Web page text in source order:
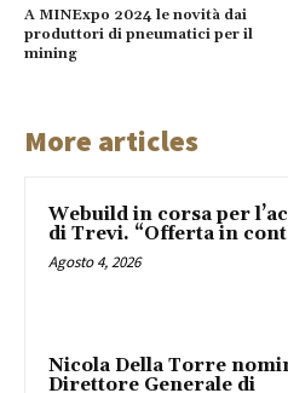
A MINExpo 2024 le novità dai
produttori di pneumatici per il
mining
More articles
Webuild in corsa per
di Trevi. “Offerta in
Agosto 4, 2026
Nicola Della Torre
Direttore Generale di